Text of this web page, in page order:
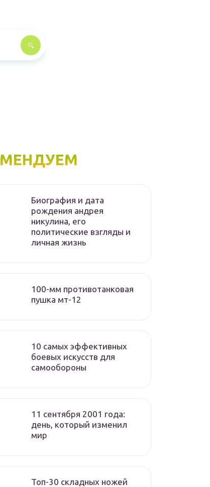
Биография и дата
рождения андрея
никулина, его
политические взгляды и
личная жизнь
100-мм противотанковая
пушка мт-12
10 самых эффективных
боевых искусств для
самообороны
11 сентября 2001 года:
день, который изменил
мир
Топ-30 складных ножей